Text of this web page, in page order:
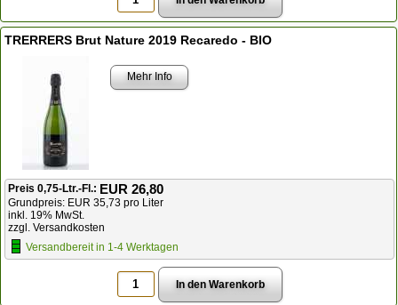
TRERRERS Brut Nature 2019 Recaredo - BIO
Mehr Info
Preis 0,75-Ltr.-Fl.: EUR 26,80
Grundpreis: EUR 35,73 pro Liter
inkl. 19% MwSt.
zzgl. Versandkosten
Versandbereit in 1-4 Werktagen